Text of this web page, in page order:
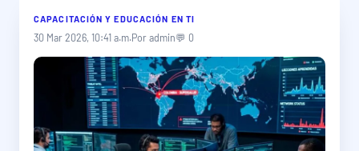
CAPACITACIÓN Y EDUCACIÓN EN TI
30 Mar 2026, 10:41 a.m.Por admin💬 0